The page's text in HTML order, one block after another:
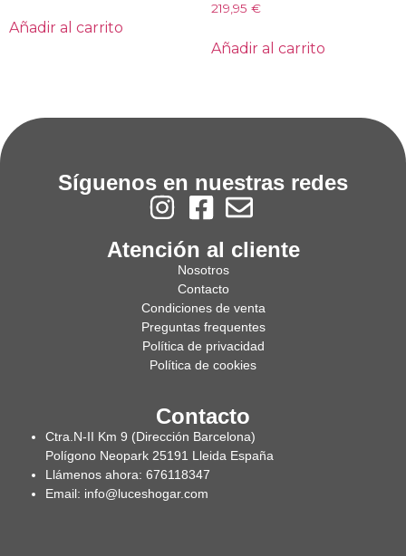
Añadir al carrito
219,95 €
Añadir al carrito
Síguenos en nuestras redes
Atención al cliente
Nosotros
Contacto
Condiciones de venta
Preguntas frequentes
Política de privacidad
Política de cookies
Contacto
Ctra.N-II Km 9 (Dirección Barcelona)
Polígono Neopark 25191 Lleida España
Llámenos ahora: 676118347
Email: info@luceshogar.com